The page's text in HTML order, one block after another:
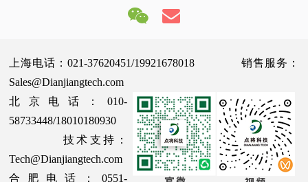
上海电话：021-37620451/19921678018 销售服务：
Sales@Dianjiangtech.com
北京电话：010-
58733448/18010180930
技术支持：
Tech@Dianjiangtech.com
合肥电话：0551-